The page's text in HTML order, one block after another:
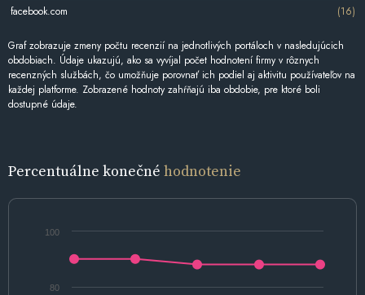
facebook.com
(16)
Graf zobrazuje zmeny počtu recenzií na jednotlivých portáloch v nasledujúcich
obdobiach. Údaje ukazujú, ako sa vyvíjal počet hodnotení firmy v rôznych
recenzných službách, čo umožňuje porovnať ich podiel aj aktivitu používateľov na
každej platforme. Zobrazené hodnoty zahŕňajú iba obdobie, pre ktoré boli
dostupné údaje.
Percentuálne konečné hodnotenie
80
100